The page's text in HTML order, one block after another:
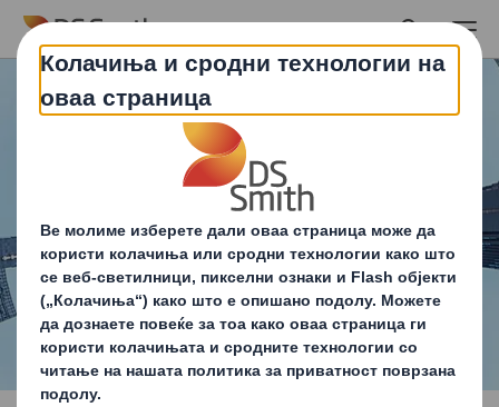
Skip to main content